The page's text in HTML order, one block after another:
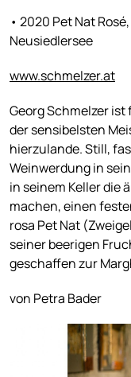
• 2020 Pet Nat
Neusiedlersee
www.schmelzer.at
Georg Schmelzer
der sensibelsten
hierzulande. Still,
Weinwerdung in
in seinem Keller die
machen, einen
rosa Pet Nat
seiner beerigen
geschaffen zur
von Petra Bader